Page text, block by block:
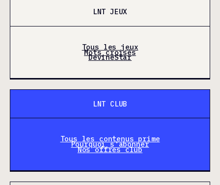
LNT JEUX
Tous les jeux
Mots croisés
DevineStar
LNT CLUB
Tous les contenus prime
Pourquoi s'abonner
Nos offres club